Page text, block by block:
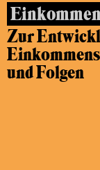
Zur
und Folgen